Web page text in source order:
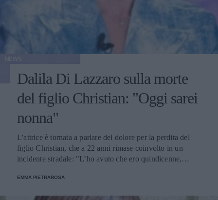
Dalila Di Lazzaro sulla morte
del figlio Christian: "Oggi sarei
nonna"
L'attrice è tornata a parlare del dolore per la perdita del
figlio Christian, che a 22 anni rimase coinvolto in un
incidente stradale: "L’ho avuto che ero quindicenne,
EMMA PIETRAROSA